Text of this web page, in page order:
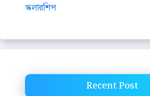
স্কলারশিপ
Recent Post